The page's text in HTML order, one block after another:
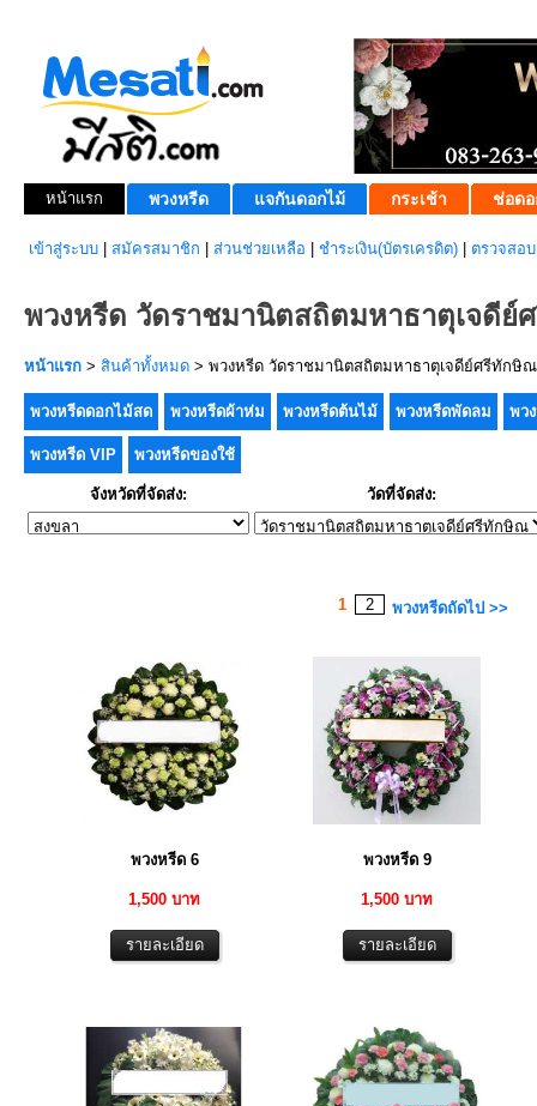
หน้าแรก พวงหรีด แจกันดอกไม้ กระเช้า ช่อดอ
เข้าสู่ระบบ สมัครสมาชิก ส่วนช่วยเหลือ ชำระเงิน(บัตรเครดิต) ตรวจสอ
พวงหรีด วัดราชมานิตสถิตมหาธาตุเจดีย์
หน้าแรก > สินค้าทั้งหมด > พวงหรีด วัดราชมานิตสถิตมหาธาตุเจดีย์ศรีทักษิณ
พวงหรีดดอกไม้สด พวงหรีดผ้าห่ม พวงหรีดต้นไม้ พวงหรีดพัดลม พว
พวงหรีด VIP พวงหรีดของใช้
จังหวัดที่จัดส่ง: วัดที่จัดส่ง:
1 2 พวงหรีดถัดไป >>
พวงหรีด 6
1,500 บาท
พวงหรีด 9
1,500 บาท